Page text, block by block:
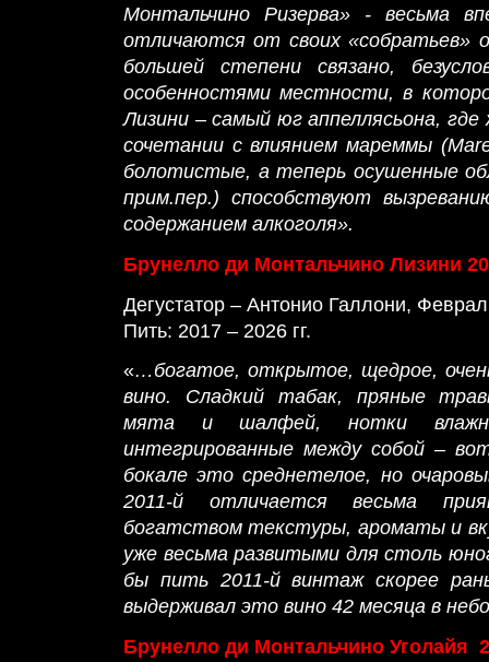
Монтальчино Ризерва» - весьма
отличаются от своих «собратьев»
большей степени связано,
особенностями местности, в
Лизини – самый юг аппеллясьона,
сочетании с влиянием мареммы
болотистые, а теперь осушенные
прим.пер.) способствуют
содержанием алкоголя».
Брунелло ди Монтальчино Лизини
Дегустатор – Антонио Галлони,
Пить: 2017 – 2026 гг.
«…богатое, открытое, щедрое,
вино. Сладкий табак, пряные
мята и шалфей, нотки
интегрированные между собой –
бокале это среднетелое, но
2011-й отличается весьма
богатством текстуры, ароматы и
уже весьма развитыми для столь
бы пить 2011-й винтаж скорее
выдерживал это вино 42 месяца в
Брунелло ди Монтальчино Уголайя